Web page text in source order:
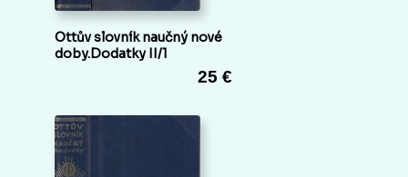
Ottův slovník naučný nové
doby.Dodatky II/1
25 €